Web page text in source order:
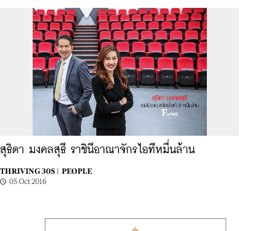
สุธิดา มงคลสุธี ราชินีอาณาจักรไอทีหมื่นล้าน
THRIVING 30S |
PEOPLE
05 Oct 2016